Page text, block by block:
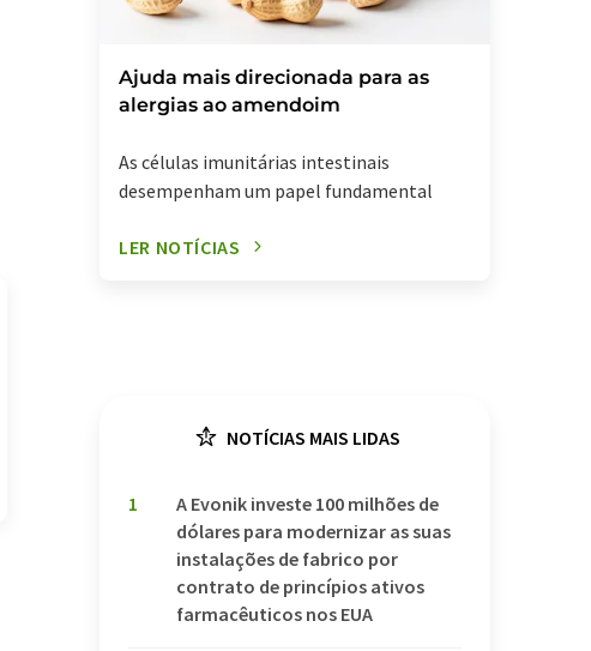
Ajuda mais direcionada para as
alergias ao amendoim
As células imunitárias intestinais
desempenham um papel fundamental
LER NOTÍCIAS
NOTÍCIAS MAIS LIDAS
1
A Evonik investe 100 milhões de
dólares para modernizar as suas
instalações de fabrico por
contrato de princípios ativos
farmacêuticos nos EUA